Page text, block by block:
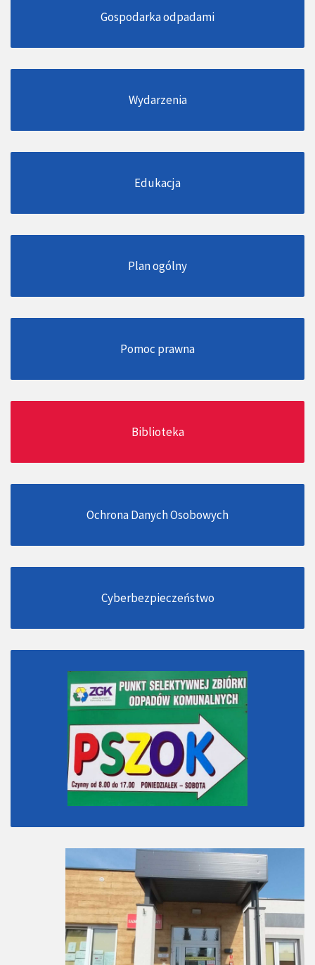
Gospodarka odpadami
Wydarzenia
Edukacja
Plan ogólny
Pomoc prawna
Biblioteka
Ochrona Danych Osobowych
Cyberbezpieczeństwo